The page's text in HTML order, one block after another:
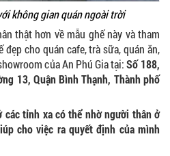
không gian quán ngoài trời
thật hơn về mẫu ghế này và tham
đẹp cho quán cafe, trà sữa, quán ăn,
của An Phú Gia tại:Số 188,
13, Quận Bình Thạnh, Thành phố
tỉnh xa có thể nhờ người thân ở
cho việc ra quyết định của mình
- GHẾ NHỰA CAFE CHÂN GỖ GIÁ RẺ
M002
VNĐ